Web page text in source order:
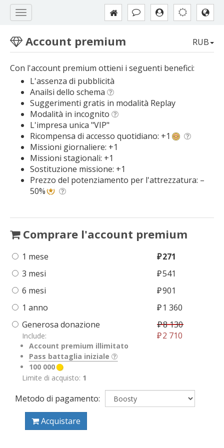
Account premium RUB
Con l'account premium ottieni i seguenti benefici:
L'assenza di pubblicità
Anailsi dello schema
Suggerimenti gratis in modalità Replay
Modalità in incognito
L'impresa unica "VIP"
Ricompensa di accesso quotidiano: +1
Missioni giornaliere: +1
Missioni stagionali: +1
Sostituzione missione: +1
Prezzo del potenziamento per l'attrezzatura: –
50%
Comprare l'account premium
1 mese ₽271
3 mesi
₽541
6 mesi
₽901
1 anno
₽1 360
Generosa donazione
Include:
Account premium illimitato
Pass battaglia iniziale
100 000
Limite di acquisto: 1
₽8 130
₽2 710
Metodo di pagamento:
Acquistare